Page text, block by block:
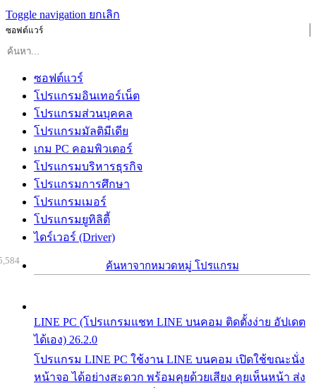
Toggle navigation ยกเลิก
ซอฟต์แวร์
ซอฟต์แวร์
โปรแกรมอินเทอร์เน็ต
โปรแกรมส่วนบุคคล
โปรแกรมมัลติมีเดีย
เกม PC คอมพิวเตอร์
โปรแกรมบริหารธุรกิจ
โปรแกรมการศึกษา
โปรแกรมเมอร์
โปรแกรมยูทิลิตี้
ไดร์เวอร์ (Driver)
ค้นหาจากหมวดหมู่ โปรแกรม
LINE PC (โปรแกรมแชท LINE บนคอม ติดตั้งง่าย อัปเดต
ได้เอง) 26.2.0
โปรแกรม LINE PC ใช้งาน LINE บนคอม เปิดใช้ขณะนั่ง
หน้าจอ ได้อย่างสะดวก พร้อมคุยด้วยเสียง คุยเห็นหน้า ส่ง